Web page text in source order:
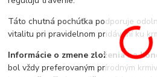
Táto chutná pochúťka podporuje
vitalitu pri pravidelnom pridávaní ku
Informácie o zmene zloženia na
bol vždy preferovaným prírodným